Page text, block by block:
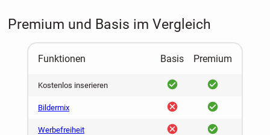
Premium und Basis im Vergleich
Funktionen Basis Premium
Kostenlos inserieren ja ja
Bildermix nein ja
Werbefreiheit nein ja